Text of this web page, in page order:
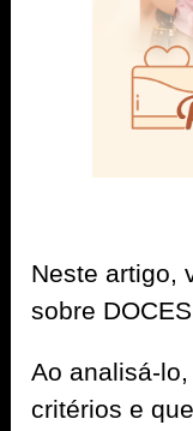
Neste artigo,
sobre
Ao analisá-
critérios e